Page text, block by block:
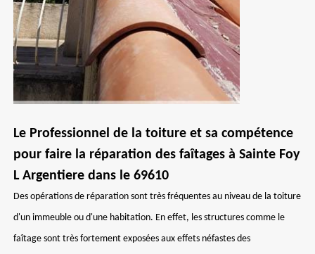
Le Professionnel de la toiture et sa compétence
pour faire la réparation des faîtages à Sainte Foy
L Argentiere dans le 69610
Des opérations de réparation sont très fréquentes au niveau de la toiture
d'un immeuble ou d'une habitation. En effet, les structures comme le
faîtage sont très fortement exposées aux effets néfastes des